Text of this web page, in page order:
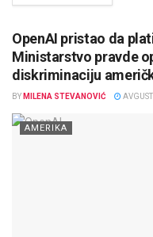
OpenAI pristao da
Ministarstvo pravde
diskriminaciju
BY MILENA STEVANOVIĆ
AMERIKA